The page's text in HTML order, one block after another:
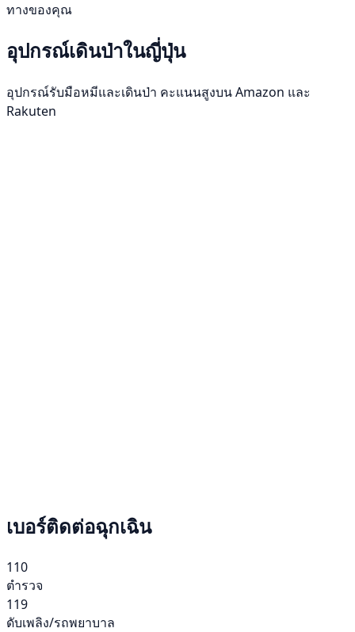
ทางของคุณ
อุปกรณ์เดินป่าในญี่ปุ่น
อุปกรณ์รับมือหมีและเดินป่า คะแนนสูงบน Amazon และ
Rakuten
เบอร์ติดต่อฉุกเฉิน
110
ตำรวจ
119
ดับเพลิง/รถพยาบาล